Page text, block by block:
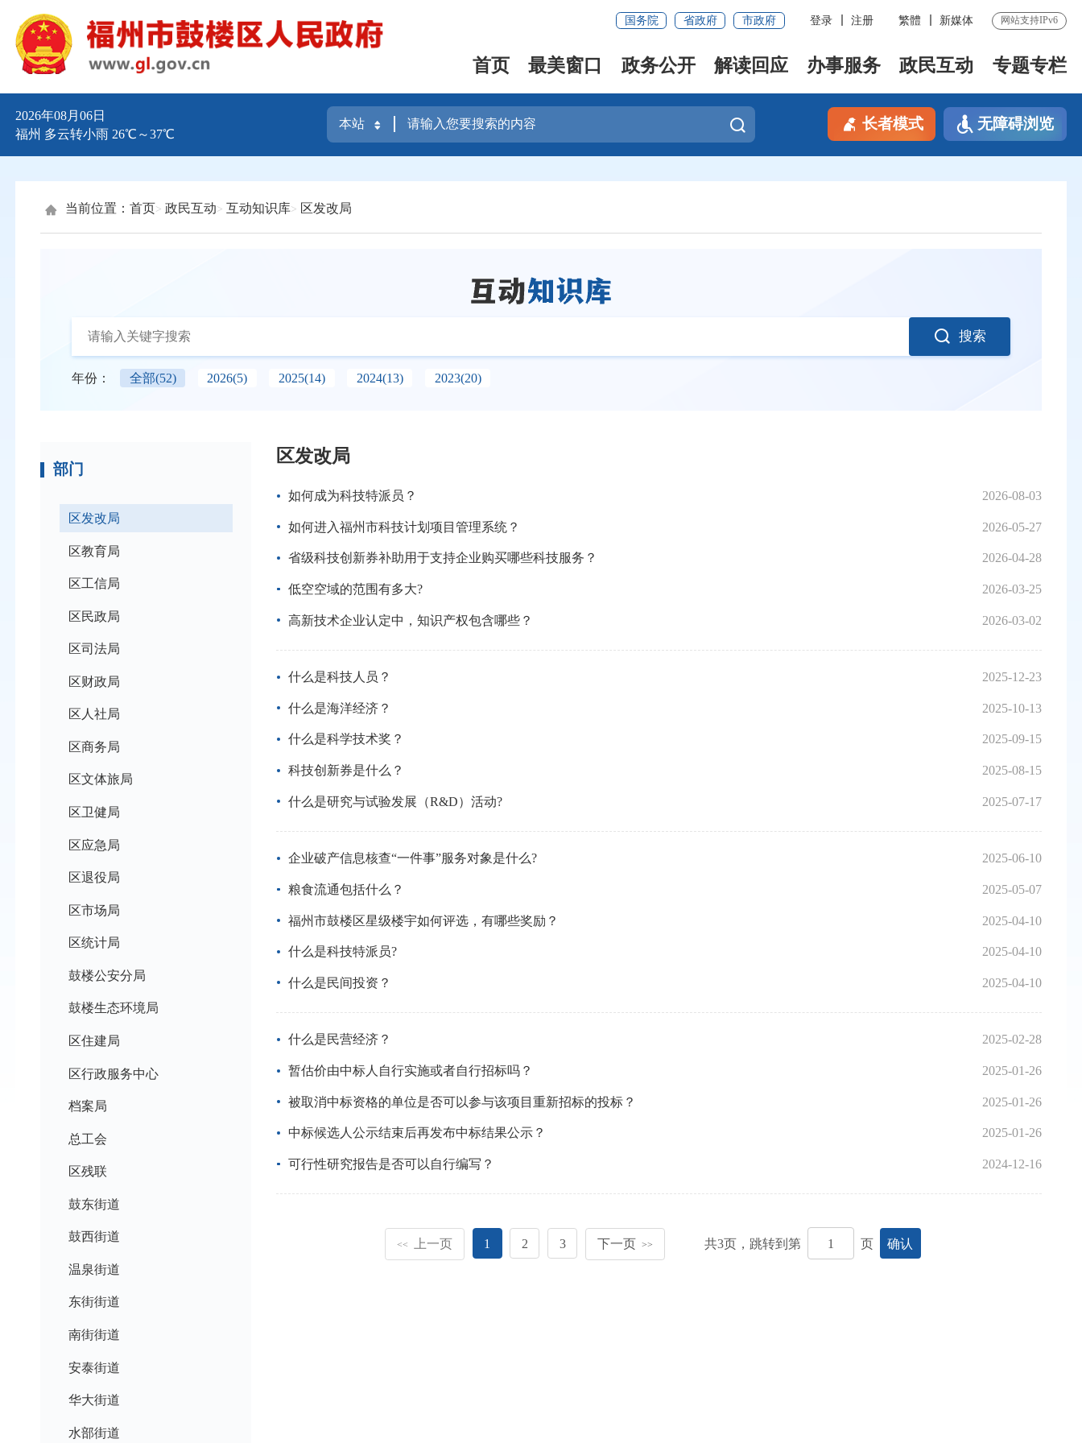
国务院 省政府 市政府 登录 注册 繁體 新媒体 网站支持IPv6
首页 最美窗口 政务公开 解读回应 办事服务 政民互动 专题专栏
2026年08月06日
福州 多云转小雨 26℃～37℃
长者模式 无障碍浏览
当前位置： 首页 政民互动 互动知识库 区发改局
搜索
年份： 全部(52) 2026(5) 2025(14) 2024(13) 2023(20)
部门
区发改局
区教育局
区工信局
区民政局
区司法局
区财政局
区人社局
区商务局
区文体旅局
区卫健局
区应急局
区退役局
区市场局
区统计局
鼓楼公安分局
鼓楼生态环境局
区住建局
区行政服务中心
档案局
总工会
区残联
鼓东街道
鼓西街道
温泉街道
东街街道
南街街道
安泰街道
华大街道
水部街道
区发改局
如何成为科技特派员？ 2026-08-03
如何进入福州市科技计划项目管理系统？ 2026-05-27
省级科技创新券补助用于支持企业购买哪些科技服务？ 2026-04-28
低空空域的范围有多大? 2026-03-25
高新技术企业认定中，知识产权包含哪些？ 2026-03-02
什么是科技人员？ 2025-12-23
什么是海洋经济？ 2025-10-13
什么是科学技术奖？ 2025-09-15
科技创新券是什么？ 2025-08-15
什么是研究与试验发展（R&D）活动? 2025-07-17
企业破产信息核查“一件事”服务对象是什么? 2025-06-10
粮食流通包括什么？ 2025-05-07
福州市鼓楼区星级楼宇如何评选，有哪些奖励？ 2025-04-10
什么是科技特派员? 2025-04-10
什么是民间投资？ 2025-04-10
什么是民营经济？ 2025-02-28
暂估价由中标人自行实施或者自行招标吗？ 2025-01-26
被取消中标资格的单位是否可以参与该项目重新招标的投标？ 2025-01-26
中标候选人公示结束后再发布中标结果公示？ 2025-01-26
可行性研究报告是否可以自行编写？ 2024-12-16
<< 上一页 1 2 3 下一页 >> 共3页，跳转到第 页 确认